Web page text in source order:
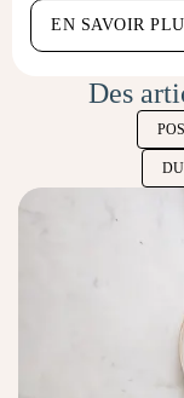
EN SAVOIR
Des